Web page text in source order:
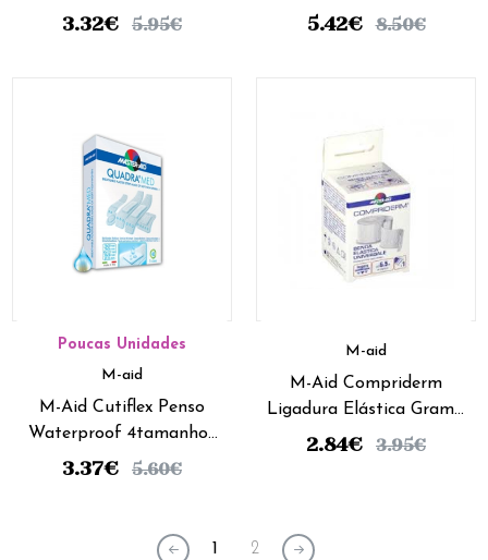
Ad - 4mx10cm
3.32€ 5.95€
(x10 unidades)
5.42€ 8.50€
Poucas Unidades
M-aid
M-Aid Cutiflex Penso
Waterproof 4tamanhos
(x20 unidades)
3.37€ 5.60€
M-aid
M-Aid Compriderm
Ligadura Elástica Gramp
- 5m x 6cm
2.84€ 3.95€
1 2